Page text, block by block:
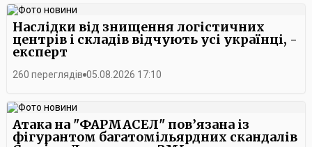
Наслідки від знищення логістичних
центрів і складів відчують усі українці, -
експерт
260 переглядів 05.08.2026 17:10
Атака на "ФАРМАСЕЛ" пов’язана із
фігурантом багатомільярдних скандалів